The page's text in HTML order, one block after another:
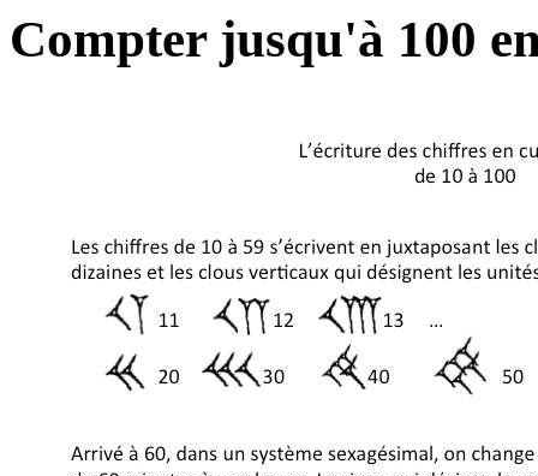
Compter jusqu'à 100